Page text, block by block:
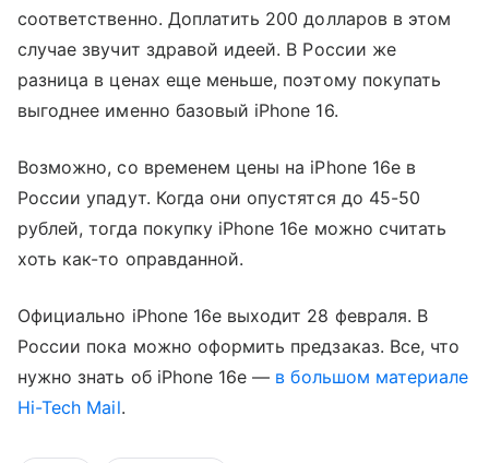
соответственно. Доплатить 200 долларов в этом
случае звучит здравой идеей. В России же
разница в ценах еще меньше, поэтому покупать
выгоднее именно базовый iPhone 16.
Возможно, со временем цены на iPhone 16e в
России упадут. Когда они опустятся до 45-50
рублей, тогда покупку iPhone 16e можно считать
хоть как-то оправданной.
Официально iPhone 16e выходит 28 февраля. В
России пока можно оформить предзаказ. Все, что
нужно знать об iPhone 16e — в большом материале
Hi-Tech Mail.